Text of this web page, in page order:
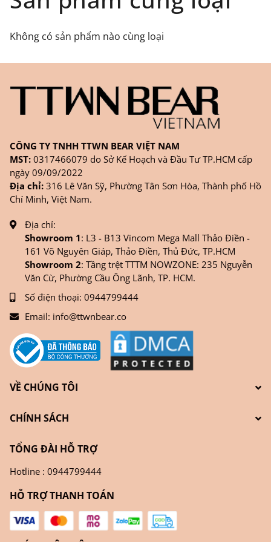
hàng ONLINE trên trangWEBSITE/
FANPAGE/ZALO/
Thời gian nhận hàng: Đối với đơn hàng Online tại
TPHCM, sản phẩm sẽ được giao sớm nhất là 1
ngày sau khi đặt.
Không có sản phẩm nào cùng loại
CÔNG TY TNHH TTWN BEAR VIỆT NAM
MST: 0317466079 do Sở Kế Hoạch và Đầu Tư TP.HCM cấp
ngày 09/09/2022
Địa chỉ: 316 Lê Văn Sỹ, Phường Tân Sơn Hòa, Thành phố Hồ
Chí Minh, Việt Nam.
Địa chỉ:
Showroom 1: L3 - B13 Vincom Mega Mall Thảo Điền -
161 Võ Nguyên Giáp, Thảo Điền, Thủ Đức, TP.HCM
Showroom 2: Tầng trệt TTTM NOWZONE: 235 Nguyễn
Văn Cừ, Phường Cầu Ông Lãnh, TP. HCM.
Số điện thoại: 0944799444
Email: info@ttwnbear.co
VỀ CHÚNG TÔI
CHÍNH SÁCH
TỔNG ĐÀI HỖ TRỢ
Hotline : 0944799444
HỖ TRỢ THANH TOÁN